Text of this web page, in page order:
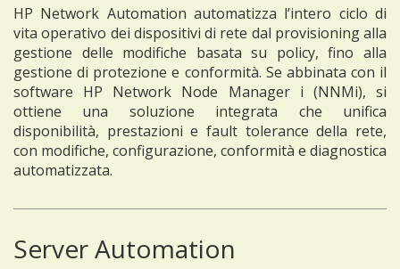
HP Network Automation automatizza l’intero ciclo di
vita operativo dei dispositivi di rete dal provisioning alla
gestione delle modifiche basata su policy, fino alla
gestione di protezione e conformità. Se abbinata con il
software HP Network Node Manager i (NNMi), si
ottiene una soluzione integrata che unifica
disponibilità, prestazioni e fault tolerance della rete,
con modifiche, configurazione, conformità e diagnostica
automatizzata.
Server Automation